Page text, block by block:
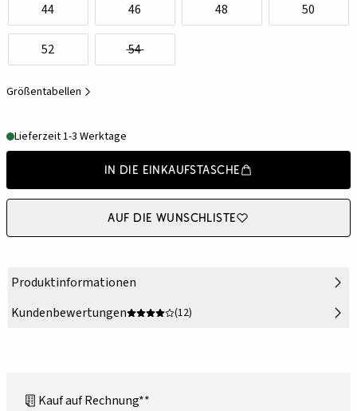
44 46 48 50
52 54
Größentabellen
Lieferzeit 1-3 Werktage
In die Einkaufstasche
Auf die Wunschliste
Produktinformationen
Kundenbewertungen
(12)
Kauf auf Rechnung**